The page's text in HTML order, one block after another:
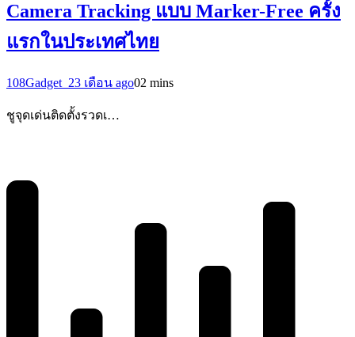
Camera Tracking แบบ Marker-Free ครั้ง
แรกในประเทศไทย
108Gadget_23 เดือน ago02 mins
ชูจุดเด่นติดตั้งรวดเ…